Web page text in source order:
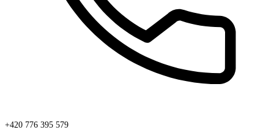
+420 776 395 579